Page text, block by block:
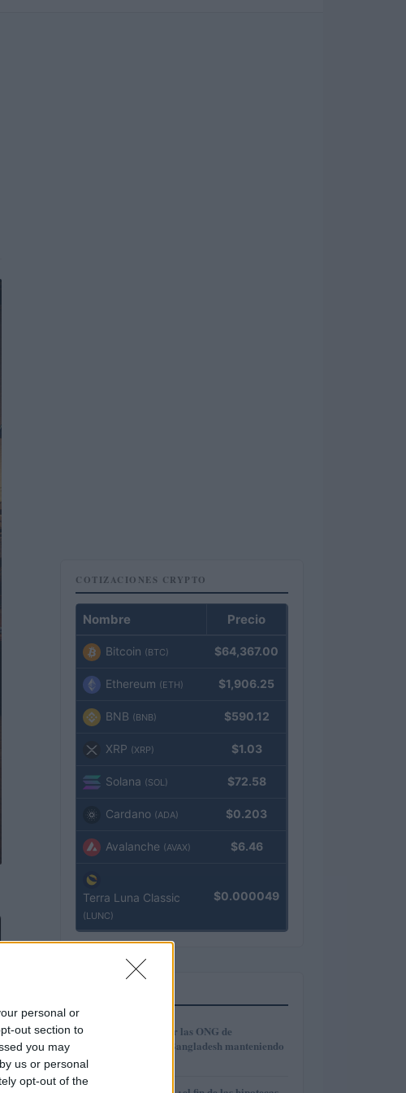
personal or
out section to
you may
us or personal
opt-out of the
COTIZACIONES CRYPTO
Nombre Precio
Bitcoin (BTC) $64,367.00
Ethereum (ETH) $1,906.25
BNB (BNB) $590.12
XRP (XRP) $1.03
Solana (SOL) $72.58
Cardano (ADA) $0.203
Avalanche (AVAX) $6.46
Terra Luna Classic
(LUNC)
$0.000049
1
Cómo modernizar las ONG de
microcrédito en Bangladesh manteniendo